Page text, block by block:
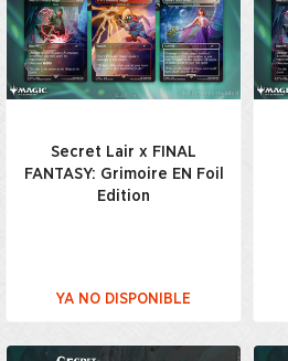
Secret Lair x FINAL
FANTASY: Grimoire EN Foil
Edition
YA NO DISPONIBLE